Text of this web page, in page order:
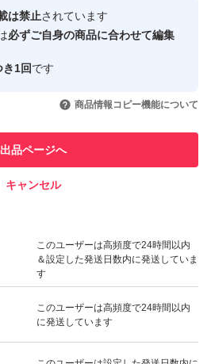
心・安全なユーザーです
引を完了させた実績があります
での取引実績があります
このユーザーは高頻度で24時間以内
＆設定した発送日数内に発送していま
す
このユーザーは高頻度で24時間以内
に発送しています
は禁止されています
必ずご自身の商品に合わせて編集
1回です
商品情報コピー機能について
出品ページへ
キャンセル
いいね！
5,000